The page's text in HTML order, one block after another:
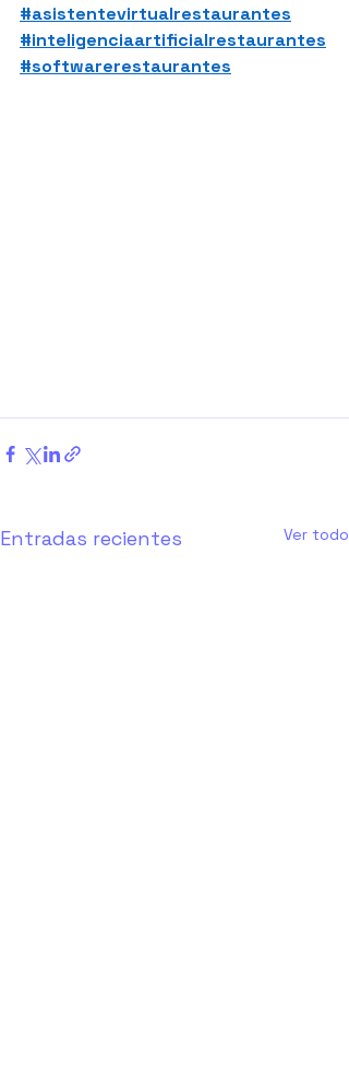
#asistentevirtualrestaurantes
#inteligenciaartificialrestaurantes
#softwarerestaurantes
Entradas recientes Ver todo